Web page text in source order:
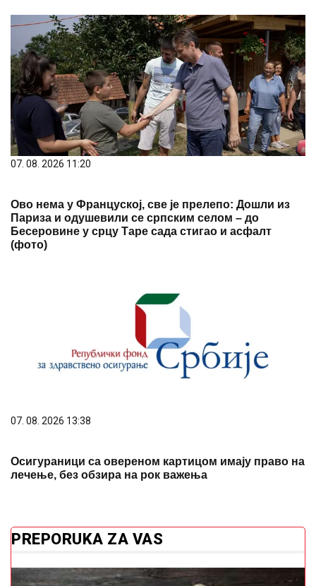
07. 08. 2026 11:20
Ово нема у Француској, све је прелепо: Дошли из
Париза и одушевили се српским селом – до
Бесеровине у срцу Таре сада стигао и асфалт
(фото)
07. 08. 2026 13:38
Осигураници са овереном картицом имају право на
лечење, без обзира на рок важења
PREPORUKA ZA VAS